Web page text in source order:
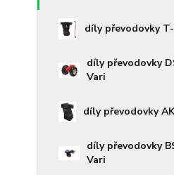
díly převodovky
díly převodovky
Vari
díly převodovky
díly převodovky
Vari